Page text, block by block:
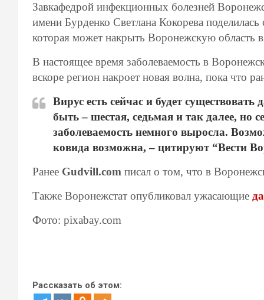
Завкафедрой инфекционных болезней
имени Бурденко Светлана Кокорева
которая может накрыть Воронежскую область
В настоящее время заболеваемость в
вскоре регион накроет новая волна, пока что
Вирус есть сейчас и будет
быть – шестая, седьмая и так далее, но
заболеваемость немного выросла.
ковида возможна, – цитируют “Вести
Ранее Gudvill.com писал о том, что в
Также Воронежстат опубликовал ужасающие
Фото: pixabay.com
Рассказать об этом: